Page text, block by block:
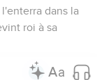
dans la
roi à sa